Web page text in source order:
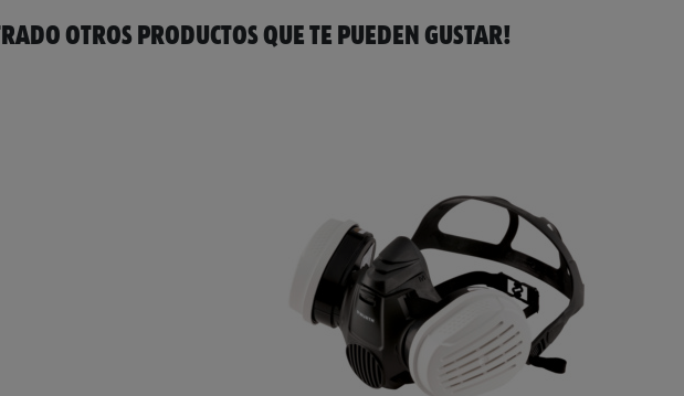
OTROS PRODUCTOS QUE TE PUEDEN GUSTAR!